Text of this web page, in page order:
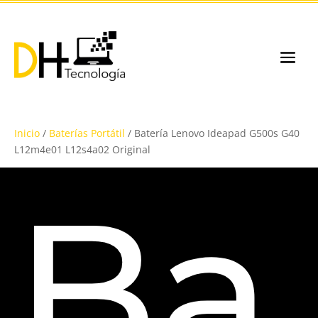
Inicio / Baterías Portátil / Batería Lenovo Ideapad G500s G40
L12m4e01 L12s4a02 Original